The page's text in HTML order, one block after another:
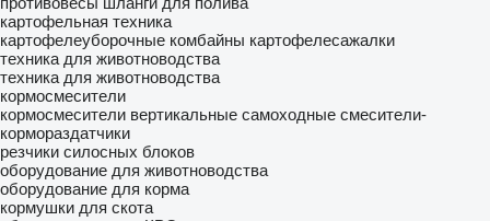
картофельная техника
картофелеуборочные комбайны картофелесажалки
техника для животноводства
техника для животноводства
кормосмесители
кормосмесители вертикальные самоходные смесители-
кормораздатчики
резчики силосных блоков
оборудование для животноводства
оборудование для корма
кормушки для скота